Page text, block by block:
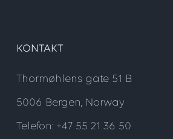
KONTAKT
Thormøhlens gate 51 B
5006 Bergen, Norway
Telefon: +47 55 21 36 50